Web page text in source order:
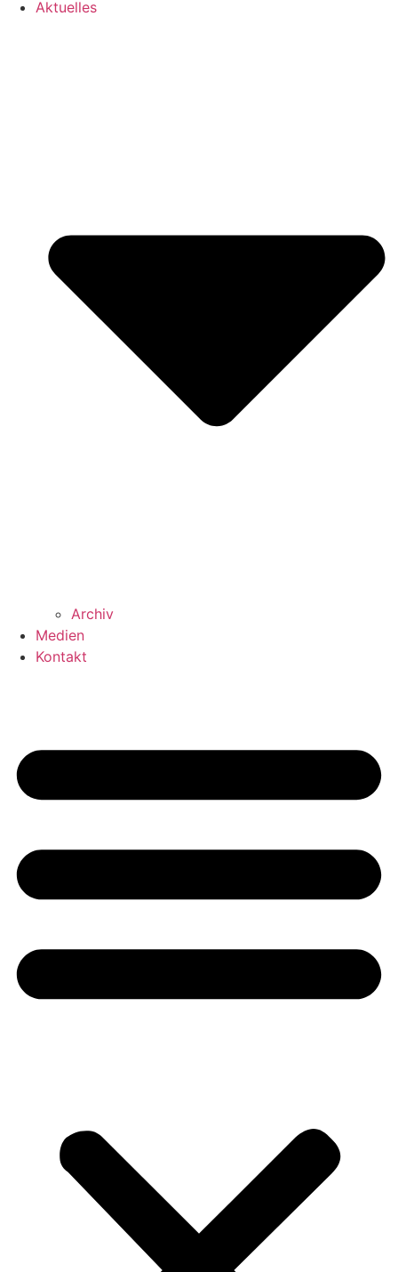
Aktuelles
Archiv
Medien
Kontakt